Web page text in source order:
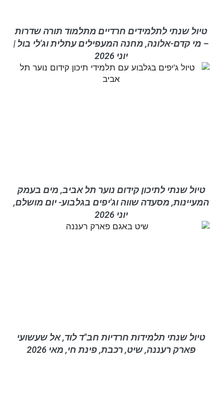
טיול שנתי לתלמידים חרדיים מתלמוד תורה שדרות
– מי קדם-אלונה, מחנה המעפילים עתלית וג'לי בול |
יוני 2026
טיול שנתי לתיכון קידום נוער תל אביב, מים בעמק
המעיינות, מסעדה שווה וג'יפים בגלבוע- יום מושלם,
יוני 2026
טיול שנתי תלמידות חרדיות חב"ד לוד, אל שעשועי
פארק רעננה, שיט, רכבת, פינת חי, מאי 2026